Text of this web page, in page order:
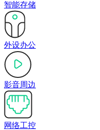
智能存储
外设办公
影音周边
网络工控